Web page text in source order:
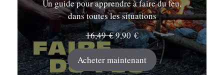
Un guide pour apprendre à faire du feu,
dans toutes les situations
16,49€Le
prix
initial
était :
9,90€Le
prix
actuel
est :
Acheter maintenant